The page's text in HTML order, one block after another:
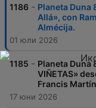
1186 - Planeta Duna
Allá», con
Almécija.
01 юли 2026
1185 - Planeta Duna
VIÑETAS»
Francis
17 юни 2026